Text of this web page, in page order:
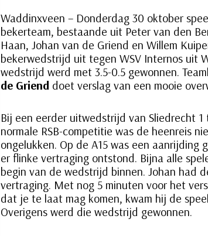
Waddinxveen – Donderdag 30 oktober
bekerteam, bestaande uit Peter van den
Haan, Johan van de Griend en Willem
bekerwedstrijd uit tegen WSV Internos uit
wedstrijd werd met 3.5-0.5 gewonnen.
de Griend doet verslag van een mooie
Bij een eerder uitwedstrijd van Sliedrecht 1
normale RSB-competitie was de heenreis
ongelukken. Op de A15 was een aanrijding
er flinke vertraging ontstond. Bijna alle
begin van de wedstrijd binnen. Johan had
vertraging. Met nog 5 minuten voor het
dat je te laat mag komen, kwam hij de
Overigens werd die wedstrijd gewonnen.